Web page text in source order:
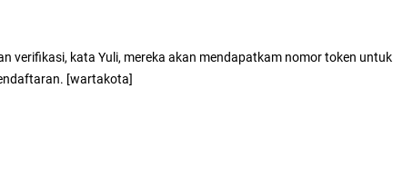
verifikasi, kata Yuli, mereka akan mendapatkam nomor token untuk
[wartakota]